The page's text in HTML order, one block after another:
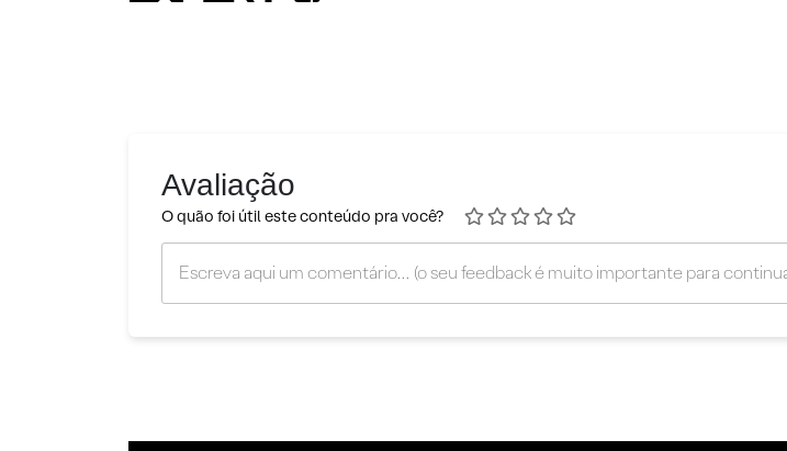
Avaliação
O quão foi útil este conteúdo pra você?